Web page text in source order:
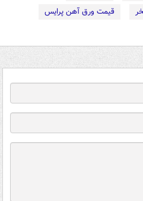
قیمت ورق آهن پرایس